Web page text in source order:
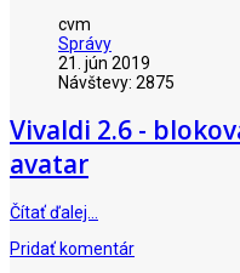
cvm
Správy
21. jún 2019
Návštevy: 2875
Vivaldi 2.6 -
avatar
Čítať ďalej…
Pridať komentár